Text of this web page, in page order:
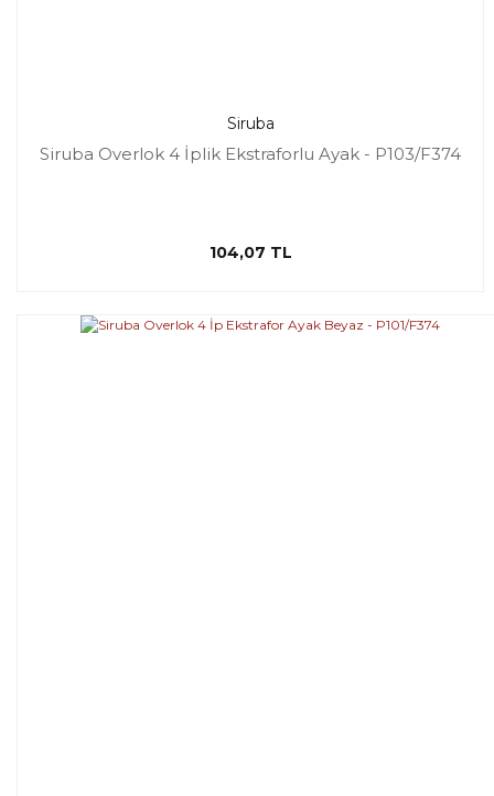
Siruba
Siruba Overlok 4 İplik Ekstraforlu Ayak - P103/F374
104,07 TL